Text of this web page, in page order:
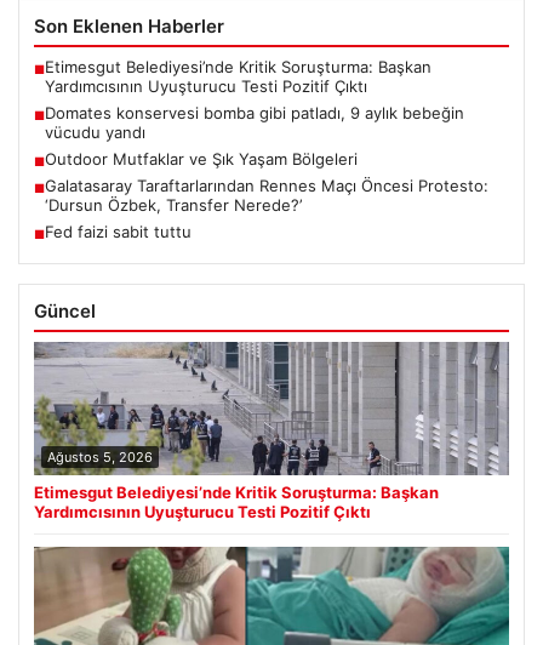
Son Eklenen Haberler
■Etimesgut Belediyesi’nde Kritik Soruşturma: Başkan
Yardımcısının Uyuşturucu Testi Pozitif Çıktı
■Domates konservesi bomba gibi patladı, 9 aylık bebeğin
vücudu yandı
■Outdoor Mutfaklar ve Şık Yaşam Bölgeleri
■Galatasaray Taraftarlarından Rennes Maçı Öncesi Protesto:
‘Dursun Özbek, Transfer Nerede?’
■Fed faizi sabit tuttu
Güncel
Ağustos 5, 2026
Etimesgut Belediyesi’nde Kritik Soruşturma: Başkan
Yardımcısının Uyuşturucu Testi Pozitif Çıktı